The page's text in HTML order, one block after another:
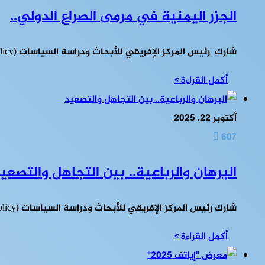
الجزر اليمنية في مرمى الصراع الدولي..
شارك رئيس المركز الإفريقي للأبحاث ودراسة السياسات (Afropolicy) دكتور محمد صالح عمر، في حلقة خاصة بثّتها إحدى القنوات الفضائية، تناولت…
أكمل القراءة »
أكتوبر 22, 2025
607
البرهان والرباعية.. بين التجاهل
شارك رئيس المركز الإفريقي للأبحاث ودراسة السياسات (Afropolicy) الدكتور محمد صالح عمر في تغطية خاصة بثّتها قناة طيبة الفضائية بعنوان…
أكمل القراءة »